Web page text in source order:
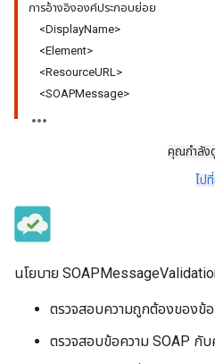
การอ้างอิงองค์ประกอบย่อย
<DisplayName>
<Element>
<ResourceURL>
<SOAPMessage>
คุณกำลัง
ไป
นโยบาย
ตรวจสอบความถูกต้องของข้
ตรวจสอบข้อความ SOAP กับ